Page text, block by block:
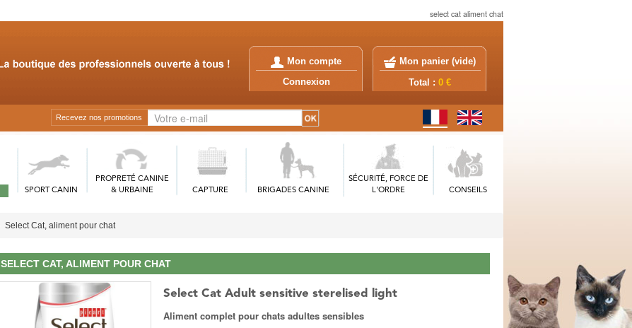
select cat aliment chat
Mon compte
Connexion
Mon panier (vide)
Total : 0 €
Recevez nos promotions
SPORT CANIN
PROPRETÉ CANINE
& URBAINE
CAPTURE BRIGADES CANINE
SÉCURITÉ, FORCE DE
L'ORDRE
CONSEILS
Select Cat, aliment pour chat
SELECT CAT, ALIMENT POUR CHAT
Select Cat Adult sensitive sterelised light
Aliment complet pour chats adultes sensibles